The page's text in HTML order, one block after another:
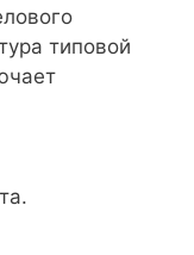
типовой